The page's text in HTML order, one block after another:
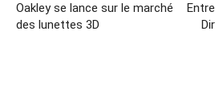
Oakley se lance sur le marché
des lunettes 3D